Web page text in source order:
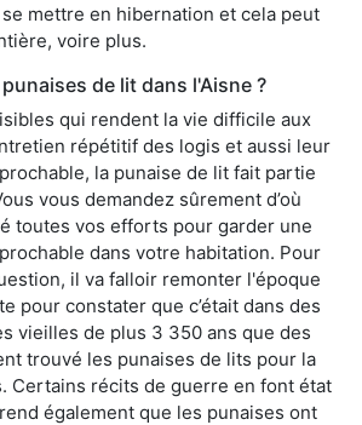
mettre en hibernation et cela peut
voire plus.
de lit dans l'Aisne ?
qui rendent la vie difficile aux
répétitif des logis et aussi leur
la punaise de lit fait partie
vous demandez sûrement d’où
toutes vos efforts pour garder une
dans votre habitation. Pour
il va falloir remonter l'époque
pour constater que c’était dans des
vieilles de plus 3 350 ans que des
trouvé les punaises de lits pour la
Certains récits de guerre en font état
également que les punaises ont